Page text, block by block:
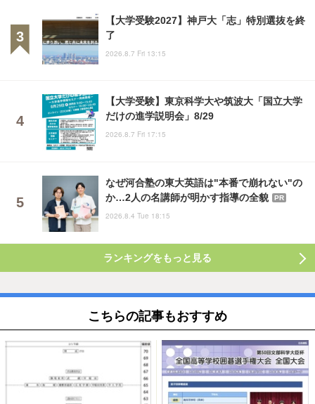
【大学受験2027】神戸大「志」特別選抜を終
了
2026.8.7 Fri 13:15
【大学受験】東京科学大や筑波大「国立大学
だけの進学説明会」8/29
2026.8.7 Fri 17:15
なぜ河合塾の東大英語は"本番で崩れない"の
か…2人の名講師が明かす指導の全貌
PR
2026.8.4 Tue 18:15
ランキングをもっと見る
こちらの記事もおすすめ